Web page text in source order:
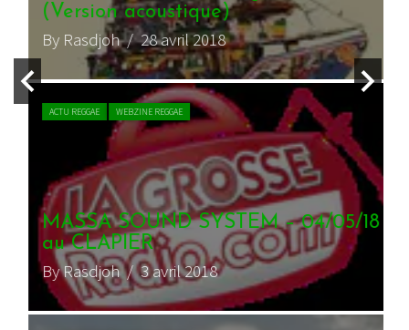
(Version acoustique)
By Rasdjoh/ 28 avril 2018
ACTU REGGAE WEBZINE REGGAE
MASSA SOUND SYSTEM – 04/05/18
au CLAPIER
By Rasdjoh/ 3 avril 2018